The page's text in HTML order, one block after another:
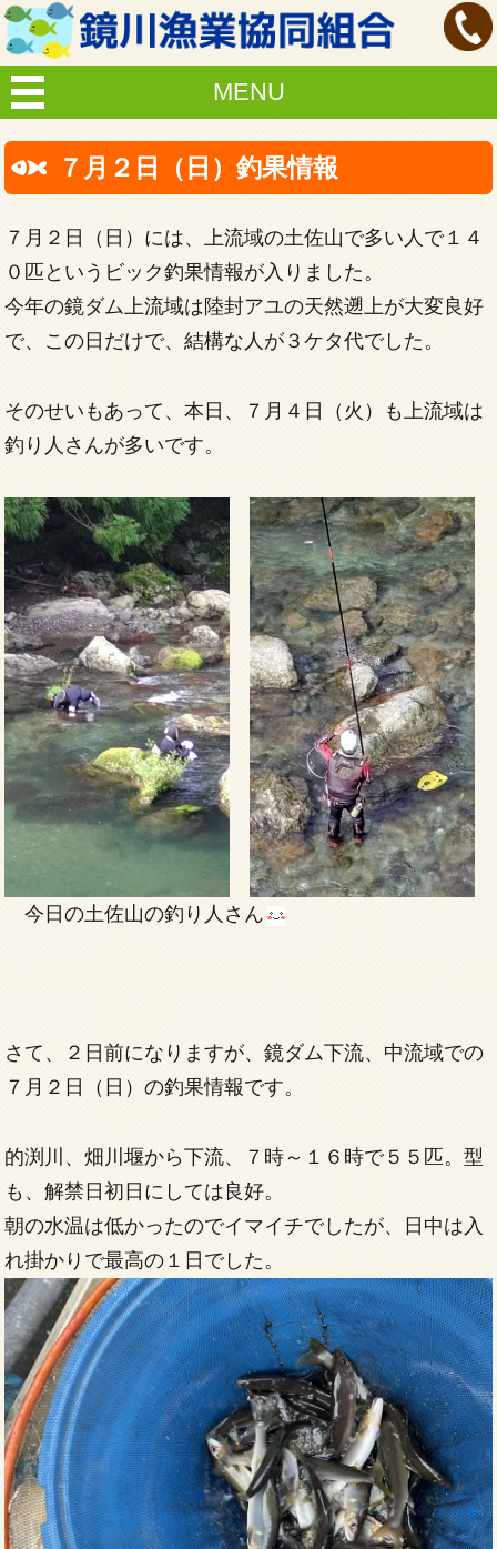
MENU
７月２日（日）釣果情報
７月２日（日）には、上流域の土佐山で多い人で１４
０匹というビック釣果情報が入りました。
今年の鏡ダム上流域は陸封アユの天然遡上が大変良好
で、この日だけで、結構な人が３ケタ代でした。
そのせいもあって、本日、７月４日（火）も上流域は
釣り人さんが多いです。
今日の土佐山の釣り人さん
さて、２日前になりますが、鏡ダム下流、中流域での
７月２日（日）の釣果情報です。
的渕川、畑川堰から下流、７時～１６時で５５匹。型
も、解禁日初日にしては良好。
朝の水温は低かったのでイマイチでしたが、日中は入
れ掛かりで最高の１日でした。